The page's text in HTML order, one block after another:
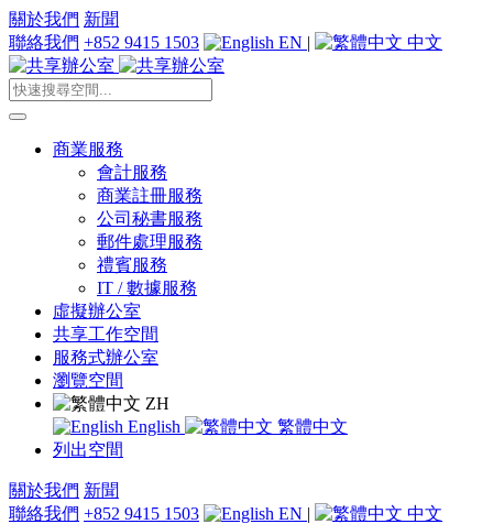
關於我們 新聞
聯絡我們 +852 9415 1503 EN | 中文
商業服務
會計服務
商業註冊服務
公司秘書服務
郵件處理服務
禮賓服務
IT / 數據服務
虛擬辦公室
共享工作空間
服務式辦公室
瀏覽空間
ZH
English
繁體中文
列出空間
關於我們 新聞
聯絡我們 +852 9415 1503 EN | 中文